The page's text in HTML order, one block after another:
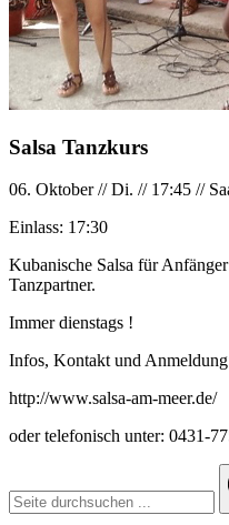
Salsa Tanzkurs
06. Oktober//Di. // 17:45 //
Einlass: 17:30
Kubanische Salsa für
Tanzpartner.
Immer dienstags !
Infos, Kontakt und
http://www.salsa-am-meer.de/
oder telefonisch unter: 0431-